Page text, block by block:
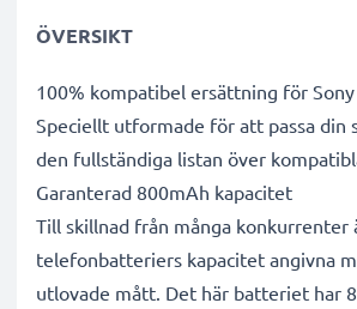
ÖVERSIKT
100% kompatibel ersättning för
Speciellt utformade för att passa din
den fullständiga listan över
Garanterad 800mAh kapacitet
Till skillnad från många konkurrenter
telefonbatteriers kapacitet angivna
utlovade mått. Det här batteriet har